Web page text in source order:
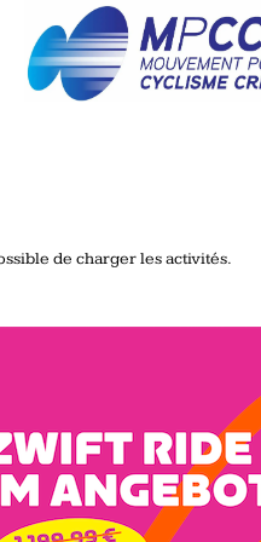
de charger les activités.